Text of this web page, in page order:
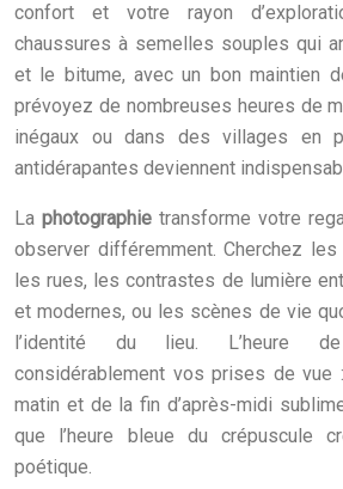
confort et votre rayon
chaussures à semelles souples qui
et le bitume, avec un bon maintien
prévoyez de nombreuses heures de
inégaux ou dans des villages en
antidérapantes deviennent
La photographie transforme votre
observer différemment. Cherchez
les rues, les contrastes de lumière
et modernes, ou les scènes de vie
l’identité du lieu. L’heure
considérablement vos prises de vue
matin et de la fin d’après-midi
que l’heure bleue du crépuscule
poétique.